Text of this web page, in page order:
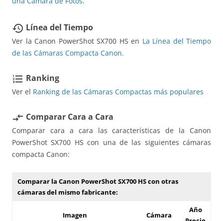
restore Línea del Tiempo
Ver la Canon PowerShot SX700 HS en La Línea del Tiempo
de las Cámaras Compacta Canon.
format_list_numbered Ranking
Ver el Ranking de las Cámaras Compactas más populares
compare_arrows Comparar Cara a Cara
Comparar cara a cara las características de la Canon
PowerShot SX700 HS con una de las siguientes cámaras
compacta Canon:
Comparar la Canon PowerShot SX700 HS con otras
cámaras del mismo fabricante:
Imagen Cámara
Año